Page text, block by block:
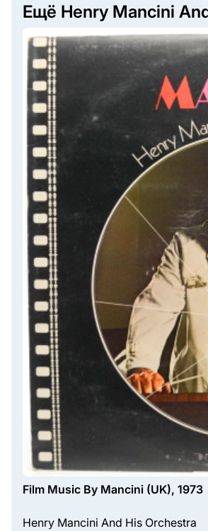
Ещё Henry Mancini
Film Music By Mancini (UK), 1973
Henry Mancini And His Orchestra